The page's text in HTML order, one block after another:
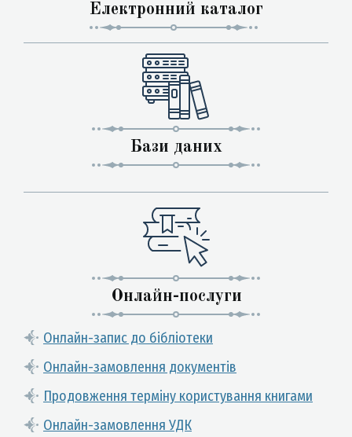
Електронний каталог
Бази даних
Онлайн-послуги
Онлайн-запис до бібліотеки
Онлайн-замовлення документів
Продовження терміну користування книгами
Онлайн-замовлення УДК